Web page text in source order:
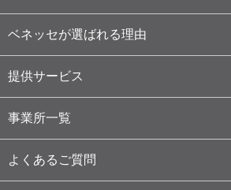
ベネッセが選ばれる理由
提供サービス
事業所一覧
よくあるご質問